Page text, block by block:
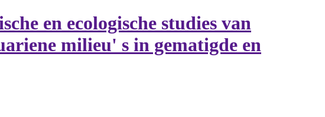
en ecologische studies van
milieu' s in gematigde en